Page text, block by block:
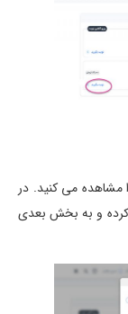
می کنید. در
و به بخش بعدی